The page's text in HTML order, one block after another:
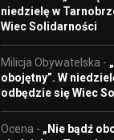
niedzielę w
Wiec Solidarności
Milicja Obywatelska -
obojętny”. W
odbędzie się Wiec
Ocena - „Nie bądź